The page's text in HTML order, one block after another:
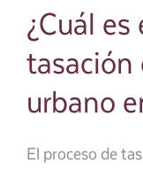
¿Cuál es
tasación
urbano
El proceso de